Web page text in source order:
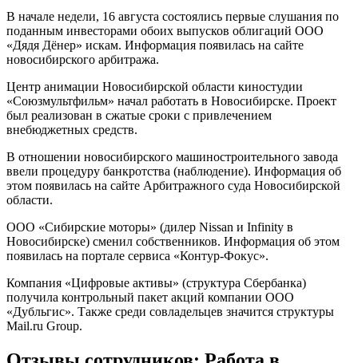
В начале недели, 16 августа состоялись первые слушания по
поданным инвесторами обоих выпусков облигаций ООО
«Дядя Дёнер» искам. Информация появилась на сайте
новосибирского арбитража.
Центр анимации Новосибирской области киностудии
«Союзмультфильм» начал работать в Новосибирске. Проект
был реализован в сжатые сроки с привлечением
внебюджетных средств.
В отношении новосибирского машиностроительного завода
ввели процедуру банкротства (наблюдение). Информация об
этом появилась на сайте Арбитражного суда Новосибирской
области.
ООО «Сибирские моторы» (дилер Nissan и Infinity в
Новосибирске) сменил собственников. Информация об этом
появилась на портале сервиса «Контур-Фокус».
Компания «Цифровые активы» (структура Сбербанка)
получила контрольный пакет акций компании ООО
«Дубльгис». Также среди совладельцев значится структуры
Mail.ru Group.